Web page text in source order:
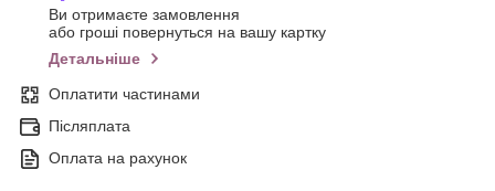
Ви отримаєте замовлення
або гроші повернуться на вашу картку
Детальніше
Оплатити частинами
Післяплата
Оплата на рахунок